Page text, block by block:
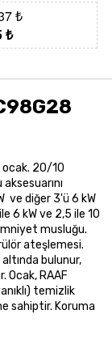
₺
₺
ocak. 20/10
ve diğer 3'ü 6 kW
6 kW ve 2,5 ile 10
musluğu.
ateşlemesi.
bulunur,
Ocak, RAAF
temizlik
sahiptir. Koruma